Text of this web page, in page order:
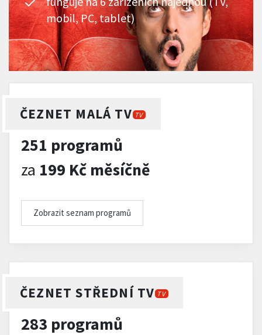
mobil, PC, tablet)
ČEZNET MALÁ TV TV
251 programů
za 199 Kč měsíčně
Zobrazit seznam programů
ČEZNET STŘEDNÍ TV TV
283 programů